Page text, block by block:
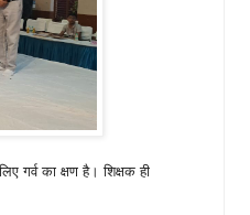
गर्व का क्षण है। शिक्षक ही